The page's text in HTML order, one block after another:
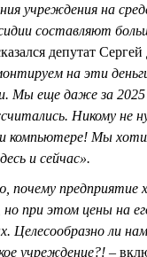
учреждения на
составляют
депутат
на эти
Мы еще даже за 2025
Никому не
компьютере! Мы
и сейчас».
почему предприятие
при этом цены на
Целесообразно ли
учреждение?! –